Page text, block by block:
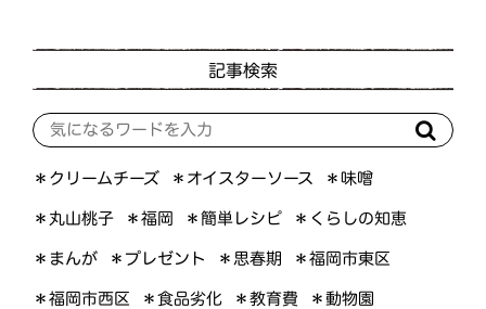
記事検索
＊クリームチーズ ＊オイスターソース ＊味噌
＊丸山桃子 ＊福岡 ＊簡単レシピ ＊くらしの知恵
＊まんが ＊プレゼント ＊思春期 ＊福岡市東区
＊福岡市西区 ＊食品劣化 ＊教育費 ＊動物園